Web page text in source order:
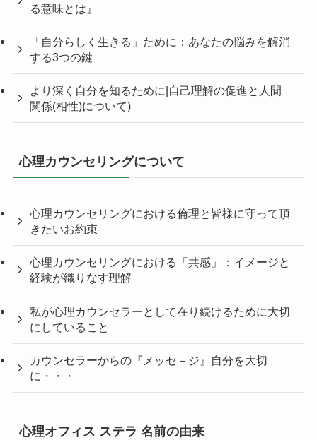
る意味とは』
「自分らしく生きる」ために：あなたの悩みを解消
する3つの鍵
より深く自分を知るために|自己理解の促進と人間
関係(相性)について)
心理カウンセリングについて
心理カウンセリングにおける倫理と皆様に守って頂
きたいお約束
心理カウンセリングにおける「共感」：イメージと
経験が織りなす理解
私が心理カウンセラーとして在り続けるために大切
にしていること
カウンセラーからの『メッセ－ジ』自分を大切
に・・・
心理オフィス ステラ 名前の由来